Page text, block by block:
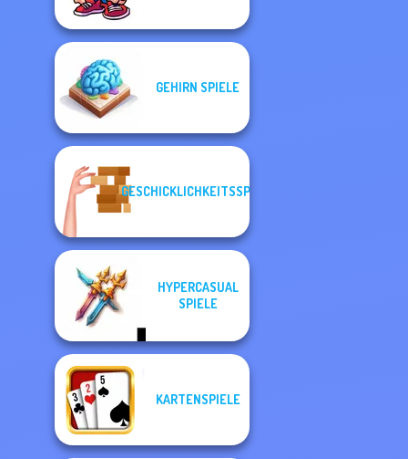
GEHIRN SPIELE
GESCHICKLICHKEITSSPIELE
HYPERCASUAL
SPIELE
KARTENSPIELE